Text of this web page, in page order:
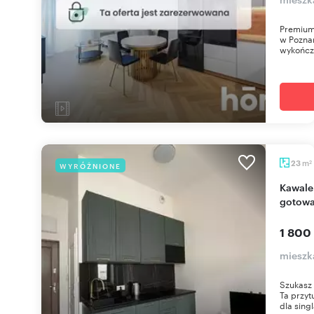
w
WYRÓŻNIONE 23 m2
Kawalerka w centrum Poznania, umeblowana,
1 800
Ta
dla